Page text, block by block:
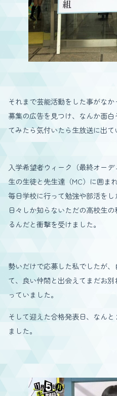
それまで芸能活動をした事がな
募集の広告を見つけ、なんか面
てみたら気付いたら生放送に出
入学希望者ウィーク（最終オー
生の生徒と先生達（MC）に囲ま
毎日学校に行って勉強や部活を
日々しか知らないただの高校生
るんだと衝撃を受けました。
勢いだけで応募した私でしたが
て、良い仲間と出会えてまだお
っていました。
そして迎えた合格発表日、なん
ました。